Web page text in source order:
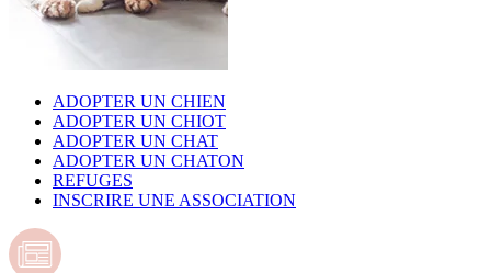
ADOPTER UN CHIEN
ADOPTER UN CHIOT
ADOPTER UN CHAT
ADOPTER UN CHATON
REFUGES
INSCRIRE UNE ASSOCIATION